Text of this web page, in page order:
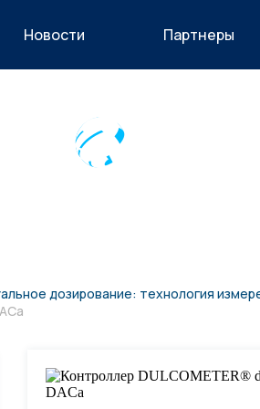
Новости Партнеры
дозирование: технология